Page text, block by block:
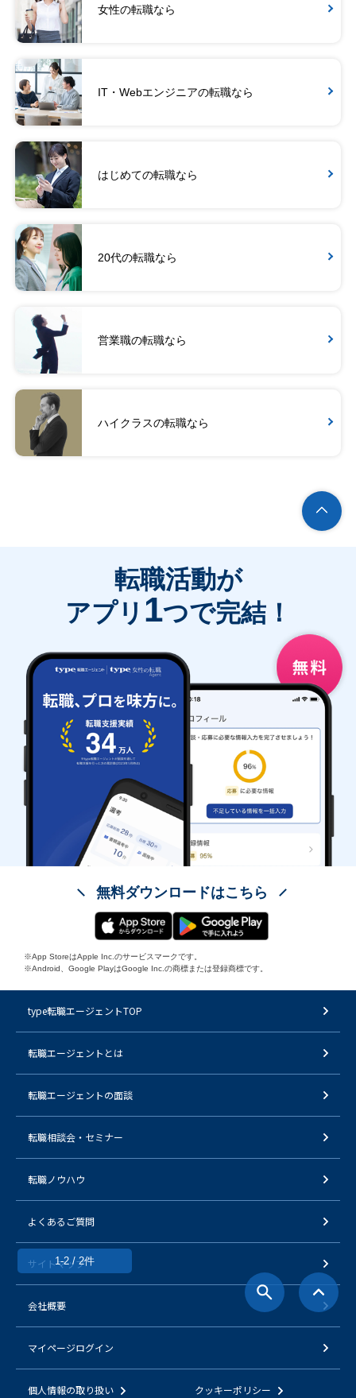
女性の転職なら
IT・Webエンジニアの転職なら
はじめての転職なら
20代の転職なら
営業職の転職なら
ハイクラスの転職なら
1-2 / 2件
転職活動が
アプリ 1つで完結！
無料ダウンロードはこちら
※App StoreはApple Inc.のサービスマークです。
※Android、Google PlayはGoogle Inc.の商標または登録商標です。
type転職エージェントTOP
転職エージェントとは
転職エージェントの面談
転職相談会・セミナー
転職ノウハウ
よくあるご質問
サイトマップ
会社概要
マイページログイン
個人情報の取り扱い クッキーポリシー